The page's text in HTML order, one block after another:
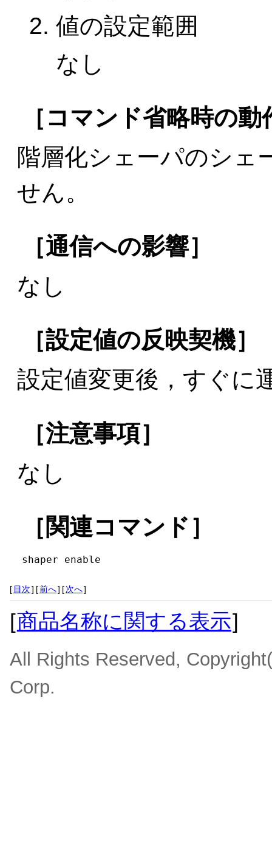
値の設定範囲
なし
［コマンド省略時の動
階層化シェーパのシェ
せん。
［通信への影響］
なし
［設定値の反映契機］
設定値変更後，すぐに
［注意事項］
なし
［関連コマンド］
shaper enable
[ 目次] [前へ] [次へ]
[商品名称に関する表示]
All Rights Reserved,
Corp.